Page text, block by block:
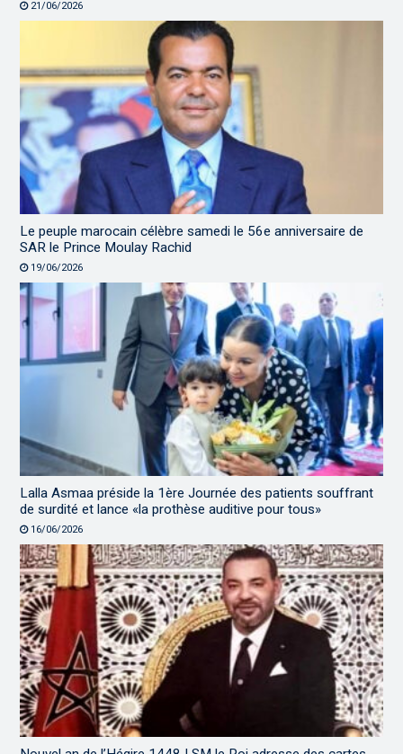
21/06/2026
Le peuple marocain célèbre samedi le 56e anniversaire de
SAR le Prince Moulay Rachid
19/06/2026
Lalla Asmaa préside la 1ère Journée des patients souffrant
de surdité et lance «la prothèse auditive pour tous»
16/06/2026